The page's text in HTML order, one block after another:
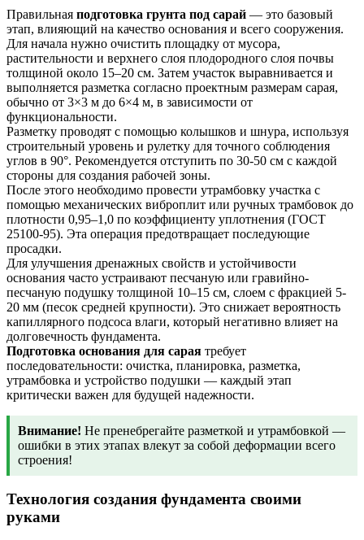
Правильная подготовка грунта под сарай — это базовый
этап, влияющий на качество основания и всего сооружения.
Для начала нужно очистить площадку от мусора,
растительности и верхнего слоя плодородного слоя почвы
толщиной около 15–20 см. Затем участок выравнивается и
выполняется разметка согласно проектным размерам сарая,
обычно от 3×3 м до 6×4 м, в зависимости от
функциональности.
Разметку проводят с помощью колышков и шнура, используя
строительный уровень и рулетку для точного соблюдения
углов в 90°. Рекомендуется отступить по 30-50 см с каждой
стороны для создания рабочей зоны.
После этого необходимо провести утрамбовку участка с
помощью механических виброплит или ручных трамбовок до
плотности 0,95–1,0 по коэффициенту уплотнения (ГОСТ
25100-95). Эта операция предотвращает последующие
просадки.
Для улучшения дренажных свойств и устойчивости
основания часто устраивают песчаную или гравийно-
песчаную подушку толщиной 10–15 см, слоем с фракцией 5-
20 мм (песок средней крупности). Это снижает вероятность
капиллярного подсоса влаги, который негативно влияет на
долговечность фундамента.
Подготовка основания для сарая требует
последовательности: очистка, планировка, разметка,
утрамбовка и устройство подушки — каждый этап
критически важен для будущей надежности.
Внимание! Не пренебрегайте разметкой и утрамбовкой —
ошибки в этих этапах влекут за собой деформации всего
строения!
Технология создания фундамента своими
руками